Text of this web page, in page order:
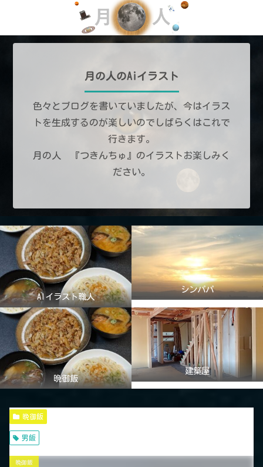
月の人のAiイラスト
色々とブログを書いていましたが、今はイラス
トを生成するのが楽しいのでしばらくはこれで
行きます。
月の人 『つきんちゅ』のイラストお楽しみく
ださい。
AIイラスト職人
シンパパ
晩御飯
建築屋
晩御飯
男飯
晩御飯